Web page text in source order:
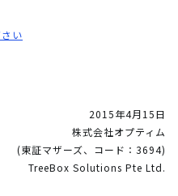
い
2015年4月15日
株式会社オプティム
(東証マザーズ、コード：3694)
TreeBox Solutions Pte Ltd.